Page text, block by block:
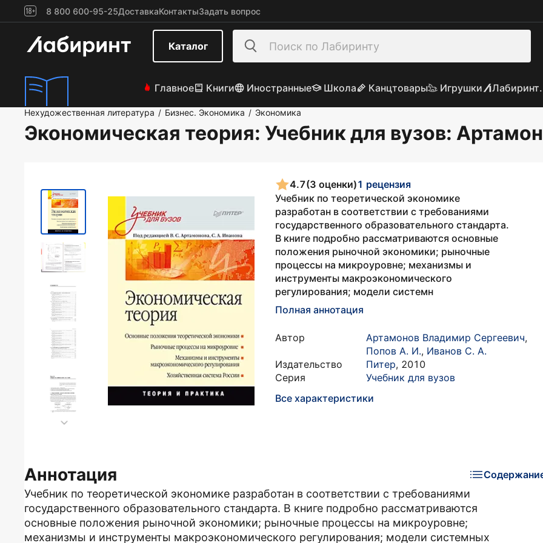
8 800 600-95-25ДоставкаКонтактыЗадать вопрос
Каталог
Главное Книги Иностранные Школа Канцтовары Игрушки
Нехудожественная литература / Бизнес. Экономика / Экономика
Экономическая теория: Учебник для вузов:
4.7(3 оценки)1 рецензия
Учебник по теоретической экономике
разработан в соответствии с требованиями
государственного образовательного стандарта.
В книге подробно рассматриваются основные
положения рыночной экономики; рыночные
процессы на микроуровне; механизмы и
инструменты макроэкономического
регулирования; модели системн
Полная аннотация
Автор Артамонов Владимир Сергеевич,
Попов А. И., Иванов С. А.
Издательство
Питер, 2010
Серия
Учебник для вузов
Все характеристики
Аннотация
Учебник по теоретической экономике разработан в соответствии с требованиями
государственного образовательного стандарта. В книге подробно рассматриваются
основные положения рыночной экономики; рыночные процессы на микроуровне;
механизмы и инструменты макроэкономического регулирования; модели системных